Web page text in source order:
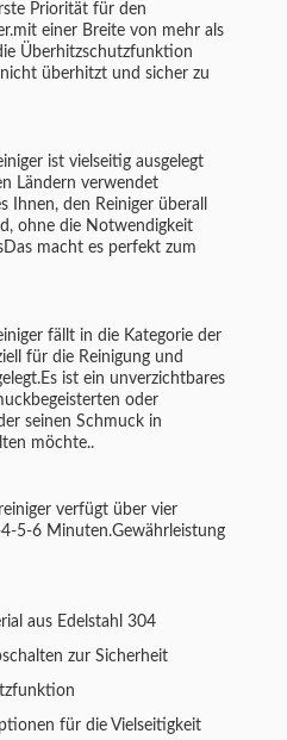
Priorität für den
einer Breite von mehr als
Überhitzschutzfunktion
überhitzt und sicher zu
ist vielseitig ausgelegt
Ländern verwendet
Ihnen, den Reiniger überall
ohne die Notwendigkeit
macht es perfekt zum
fällt in die Kategorie der
für die Reinigung und
ist ein unverzichtbares
oder
seinen Schmuck in
möchte..
verfügt über vier
5-6 Minuten.Gewährleistung
aus Edelstahl 304
zur Sicherheit
für die Vielseitigkeit